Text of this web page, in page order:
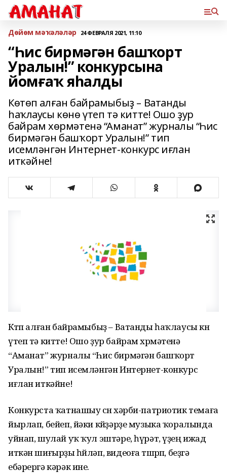
Дөйөм мәҡәләләр 24 ФЕВРАЛЯ 2021, 11:10
“Һис бирмәгән башҡорт
Уралын!” конкурсына
йомғаҡ яһалды
Көтөп алған байрамыбыҙ – Ватанды
һаҡлаусы көнө үтеп тә китте! Ошо ҙур
байрам хөрмәтенә “Аманат” журналы “Һис
бирмәгән башҡорт Уралын!” тип
исемләнгән Интернет-конкурс иғлан
иткәйне!
Көтөп алған байрамыбыҙ – Ватанды һаҡлаусы көнө
үтеп тә китте! Ошо ҙур байрам хөрмәтенә
“Аманат” журналы “Һис бирмәгән башҡорт
Уралын!” тип исемләнгән Интернет-конкурс
иғлан иткәйне!
Конкурста ҡатнашыу өсөн хәрби-патриотик темаға
йырлап, бейеп, йәки көйҙәрҙе музыка ҡоралында
уйнап, шулай уҡ ҡул эштәре, һүрәт, үҙең ижад
иткән шиғырҙы һөйләп, видеоға төшөрөп, беҙгә
ебәрергә кәрәк ине.